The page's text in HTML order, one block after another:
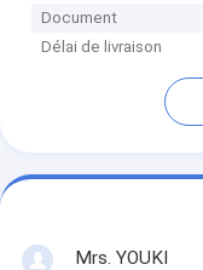
Document
Délai de livraison
Mrs. YOUKI